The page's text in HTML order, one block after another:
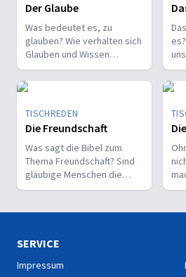
Der Glaube
Was bedeutet es, zu
glauben? Wie verhalten sich
Glauben und Wissen
zueinander? Ist der Glaube
ein Geschenk oder eine
Entscheidung?
TISCHREDEN
Die Freundschaft
Was sagt die Bibel zum
Thema Freundschaft? Sind
gläubige Menschen die
besseren Freunde? Ist Gott
SERVICE
Impressum